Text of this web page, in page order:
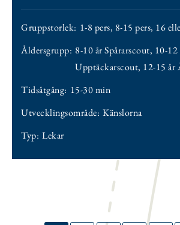
Gruppstorlek: 1-8 pers, 8-15 pers, 16
Åldersgrupp: 8-10 år Spårarscout, 10-12
Upptäckarscout, 12-15 år
Tidsåtgång: 15-30 min
Utvecklingsområde: Känslorna
Typ: Lekar